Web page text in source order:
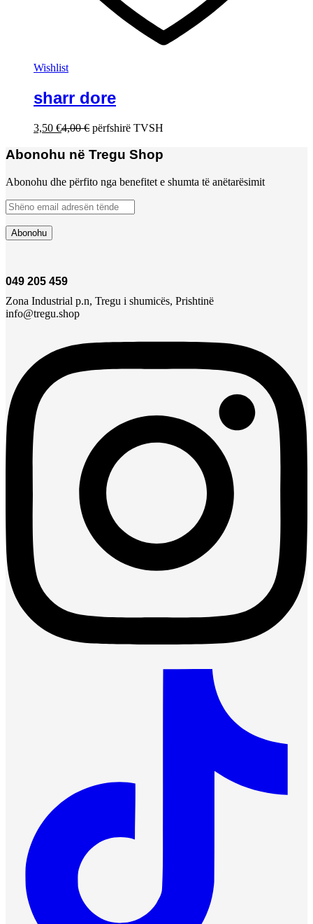
Wishlist
sharr dore
3,50 €4,00€ përfshirë TVSH
Abonohu në Tregu Shop
Abonohu dhe përfito nga benefitet e shumta të anëtarësimit
049 205 459
Zona Industrial p.n, Tregu i shumicës, Prishtinë
info@tregu.shop